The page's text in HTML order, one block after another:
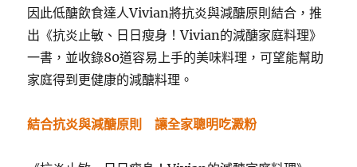
因此低醣飲食達人Vivian將抗炎與減醣原則結合，推
出《抗炎止敏、日日瘦身！Vivian的減醣家庭料理》
一書，並收錄80道容易上手的美味料理，可望能幫助
家庭得到更健康的減醣料理。
結合抗炎與減醣原則 讓全家聰明吃澱粉